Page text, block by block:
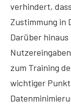
verhindert,
Zustimmung in
Darüber
zum Training
wichtiger